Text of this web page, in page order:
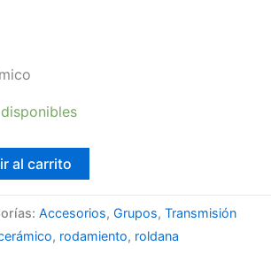
al carrito
Accesorios, Grupos, Transmisión
, rodamiento, roldana